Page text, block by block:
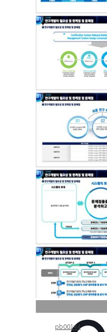
pb00144